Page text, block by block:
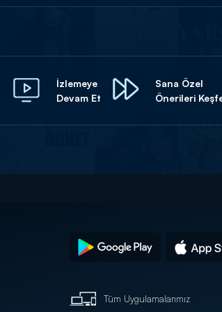
İzlemeye
Devam Et
Sana Özel
Önerileri
Tüm Uygulamalarımız